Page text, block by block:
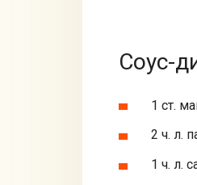
Соус-
1 ст.
2 ч. л.
1 ч. л.